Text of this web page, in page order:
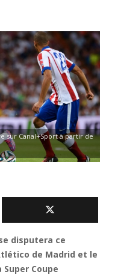
sur Canal+Sport à partir de
disputera ce
de Madrid et le
Coupe